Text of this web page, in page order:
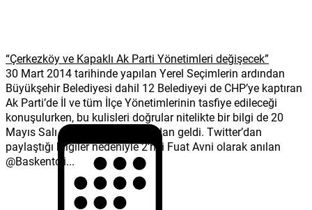
“Çerkezköy ve Kapaklı Ak Parti Yönetimleri değişecek”
30 Mart 2014 tarihinde yapılan Yerel Seçimlerin ardından
Büyükşehir Belediyesi dahil 12 Belediyeyi de CHP’ye kaptıran
Ak Parti’de İl ve tüm İlçe Yönetimlerinin tasfiye edileceği
konuşulurken, bu kulisleri doğrular nitelikte bir bilgi de 20
Mayıs Salı günü sosyal medyadan geldi. Twitter’dan
paylaştığı bilgiler nedeniyle 2’nci Fuat Avni olarak anılan
@Baskentcii...